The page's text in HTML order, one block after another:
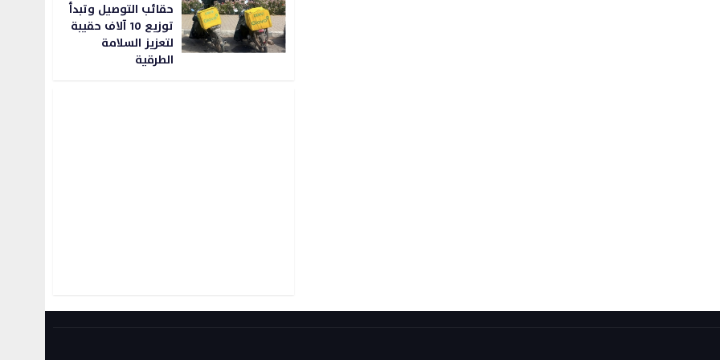
حقائب التوصيل وتبدأ
توزيع 10 آلاف حقيبة
لتعزيز السلامة
الطرقية